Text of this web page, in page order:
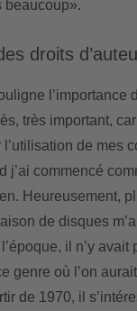
beaucoup».
droits
l’importance
très important,
de mes
j’ai commencé
Heureusement,
de disques
il n’y avait
genre où l’on
de 1970, il